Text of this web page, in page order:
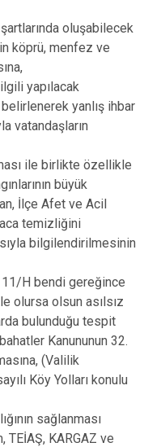
oluşabilecek
köprü, menfez ve
yapılacak
yanlış ihbar
vatandaşların
ile birlikte özellikle
büyük
İlçe Afet ve Acil
temizliğini
bilgilendirilmesinin
11/H bendi gereğince
olursa olsun asılsız
bulunduğu tespit
Kanununun 32.
(Valilik
Köy Yolları konulu
sağlanması
TEİAŞ, KARGAZ ve